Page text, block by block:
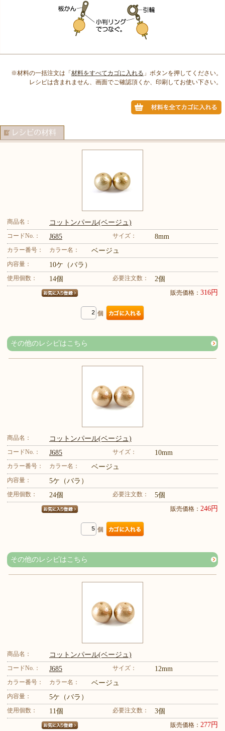
※材料の一括注文は「材料をすべてカゴに入れる 」ボタンを押してください。
レシピは含まれません、画面でご確認頂くか、印刷してお使い下さい。
商品名： コットンパール(ベージュ)
コードNo.： J685 サイズ： 8mm
カラー番号： カラー名： ベージュ
内容量： 10ケ（バラ）
使用個数： 14個 必要注文数： 2個
販売価格： 316円
個
その他のレシピはこちら
商品名： コットンパール(ベージュ)
コードNo.： J685 サイズ： 10mm
カラー番号： カラー名： ベージュ
内容量： 5ケ（バラ）
使用個数： 24個 必要注文数： 5個
販売価格： 246円
個
その他のレシピはこちら
商品名： コットンパール(ベージュ)
コードNo.： J685 サイズ： 12mm
カラー番号： カラー名： ベージュ
内容量： 5ケ（バラ）
使用個数： 11個 必要注文数： 3個
販売価格： 277円